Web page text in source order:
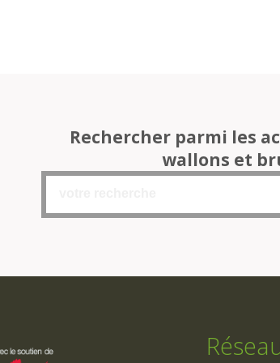
Rechercher parmi les
wallons et